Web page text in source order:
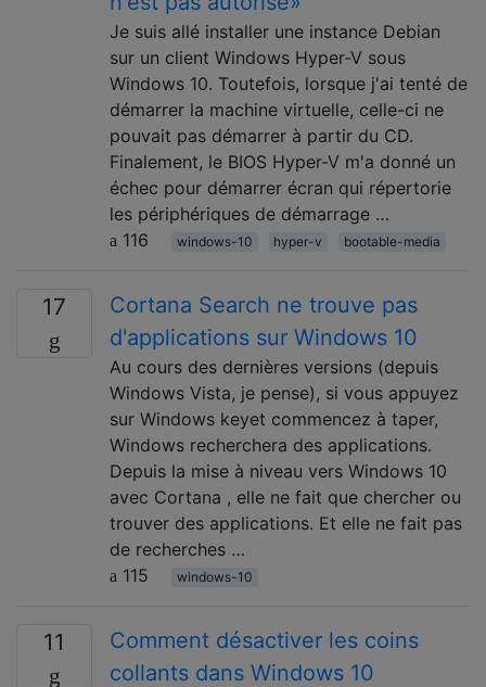
Je suis allé installer une instance Debian
sur un client Windows Hyper-V sous
Windows 10. Toutefois, lorsque j'ai tenté de
démarrer la machine virtuelle, celle-ci ne
pouvait pas démarrer à partir du CD.
Finalement, le BIOS Hyper-V m'a donné un
échec pour démarrer écran qui répertorie
les périphériques de démarrage …
116
windows-10 hyper-v bootable-media
17
Cortana Search ne trouve pas
d'applications sur Windows 10
Au cours des dernières versions (depuis
Windows Vista, je pense), si vous appuyez
sur Windows keyet commencez à taper,
Windows recherchera des applications.
Depuis la mise à niveau vers Windows 10
avec Cortana , elle ne fait que chercher ou
trouver des applications. Et elle ne fait pas
de recherches …
115
windows-10
11
Comment désactiver les coins
collants dans Windows 10